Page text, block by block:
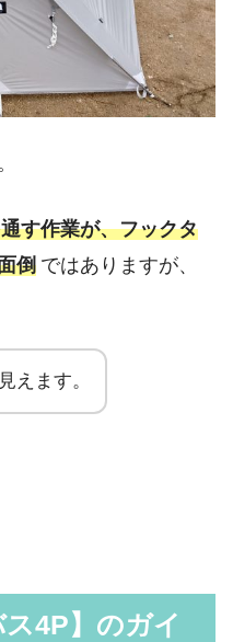
す作業が、フックタ
倒 ではありますが、
えます。
4P】のガイ